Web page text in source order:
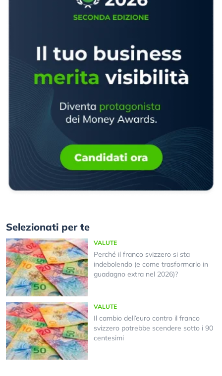
Selezionati per te
VALUTE
Perché il franco svizzero si sta
indebolendo (e come trasformarlo in
guadagno extra nel 2026)?
VALUTE
Il cambio dell’euro contro il franco
svizzero potrebbe scendere sotto i 90
centesimi